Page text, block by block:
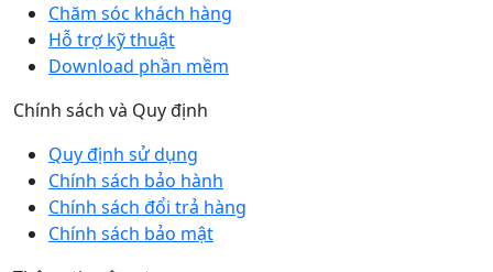
Chăm sóc khách hàng
Hỗ trợ kỹ thuật
Download phần mềm
Chính sách và Quy định
Quy định sử dụng
Chính sách bảo hành
Chính sách đổi trả hàng
Chính sách bảo mật